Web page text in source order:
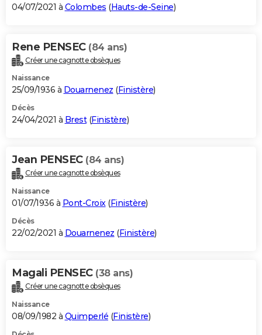
04/07/2021 à Colombes (Hauts-de-Seine)
Rene PENSEC (84 ans)
Créer une cagnotte obsèques
Naissance
25/09/1936 à Douarnenez (Finistère)
Décès
24/04/2021 à Brest(Finistère)
Jean PENSEC (84 ans)
Créer une cagnotte obsèques
Naissance
01/07/1936 à Pont-Croix(Finistère)
Décès
22/02/2021 à Douarnenez (Finistère)
Magali PENSEC (38 ans)
Créer une cagnotte obsèques
Naissance
08/09/1982 à Quimperlé (Finistère)